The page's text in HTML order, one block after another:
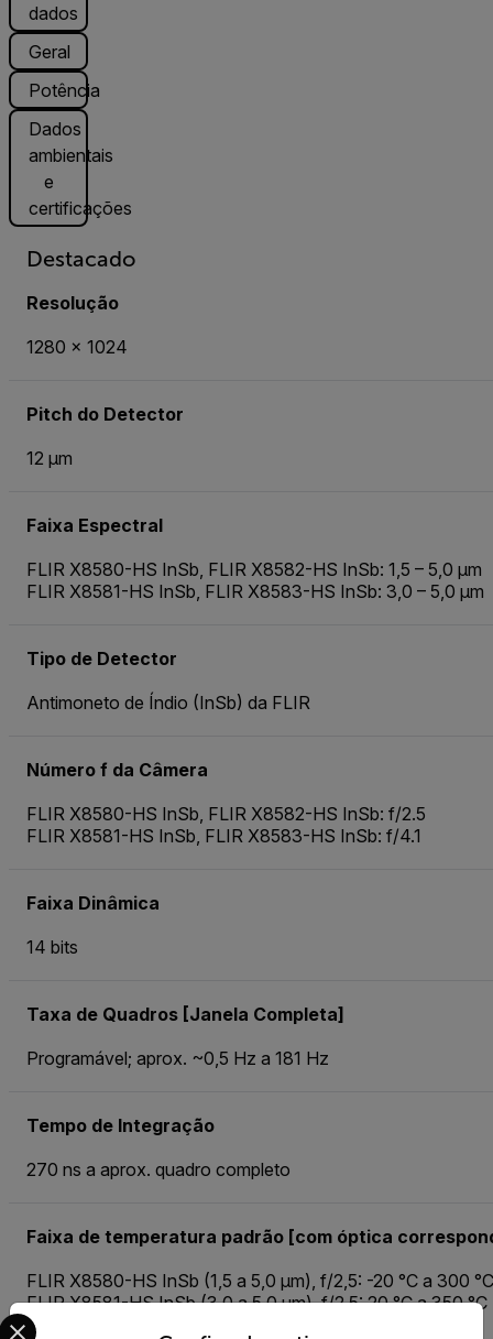
dados
Geral
Potência
Dados
ambientais
e
certificações
Destacado
Resolução
1280 × 1024
Pitch do Detector
12 µm
Faixa Espectral
FLIR X8580-HS InSb, FLIR X8582-HS InSb: 1,5 – 5,0 µm
FLIR X8581-HS InSb, FLIR X8583-HS InSb: 3,0 – 5,0 µm
Tipo de Detector
Antimoneto de Índio (InSb) da FLIR
Número f da Câmera
FLIR X8580-HS InSb, FLIR X8582-HS InSb: f/2.5
FLIR X8581-HS InSb, FLIR X8583-HS InSb: f/4.1
Faixa Dinâmica
14 bits
Taxa de Quadros [Janela Completa]
Programável; aprox. ~0,5 Hz a 181 Hz
Tempo de Integração
270 ns a aprox. quadro completo
Faixa de temperatura padrão [com óptica
FLIR X8580-HS InSb (1,5 a 5,0 μm), f/2,5: -20 °C a 300
FLIR X8581-HS InSb (3,0 a 5,0 μm), f/2,5: 20 °C a 350
-10 °C para microscópios
Select your preferred country and language from the